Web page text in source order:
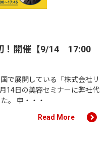
！開催【9/14 17:00
で展開している「株式会社リ
14日の美容セミナーに弊社代
。 申・・・
Read More